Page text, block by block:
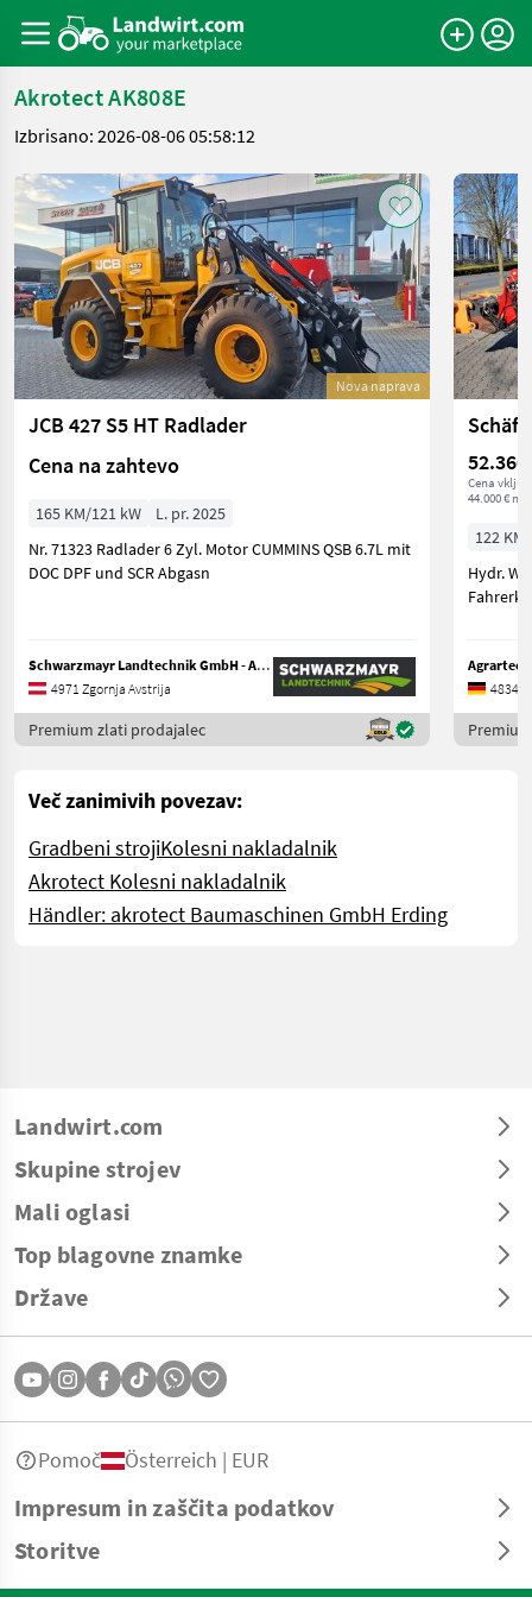
Akrotect AK808E
Izbrisano: 2026-08-06 05:58:12
Nova naprava
JCB 427 S5 HT Radlader
Cena na zahtevo
165 KM/121 kW
L. pr. 2025
Nr. 71323 Radlader 6 Zyl. Motor CUMMINS QSB 6.7L mit
DOC DPF und SCR Abgasn
Schwarzmayr Landtechnik GmbH - Aurolzmünster
4971 Zgornja Avstrija
Premium zlati prodajalec
52.360
Cena
44.000 €
122
Hydr.
48341
Več zanimivih povezav:
Gradbeni strojiKolesni nakladalnik
Akrotect Kolesni nakladalnik
Händler: akrotect Baumaschinen GmbH Erding
Landwirt.com
Skupine strojev
Mali oglasi
Top blagovne znamke
Države
Impresum in zaščita podatkov
Storitve
Pomoč Österreich | EUR